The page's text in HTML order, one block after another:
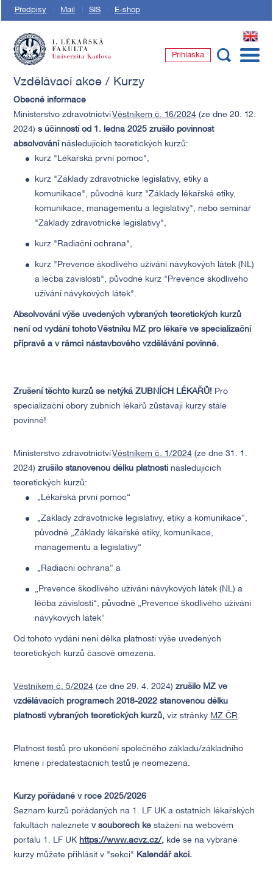
Předpisy Mail SIS E-shop
EN
Přihláška
Vzdělávací akce / Kurzy
Obecné informace
Ministerstvo zdravotnictvíVěstníkem č. 16/2024 (ze dne 20. 12.
2024)s účinností od 1. ledna 2025 zrušilo povinnost
absolvování následujících teoretických kurzů:
kurz "Lékařská první pomoc",
kurz "Základy zdravotnické legislativy, etiky a
komunikace", původně kurz "Základy lékařské etiky,
komunikace, managementu a legislativy", nebo seminář
"Základy zdravotnické legislativy",
kurz "Radiační ochrana",
kurz "Prevence škodlivého užívání návykových látek (NL)
a léčba závislostí", původně kurz "Prevence škodlivého
užívání návykových látek".
Absolvování výše uvedených vybraných teoretických kurzů
není od vydání tohoto Věstníku MZ pro lékaře ve specializační
přípravě a v rámci nástavbového vzdělávání povinné.
Zrušení těchto kurzů se netýká ZUBNÍCH LÉKAŘŮ! Pro
specializační obory zubních lékařů zůstávají kurzy stále
povinné!
Ministerstvo zdravotnictvíVěstníkem č. 1/2024 (ze dne 31. 1.
2024)zrušilo stanovenou délku platnosti následujících
teoretických kurzů:
„Lékařská první pomoc“
„Základy zdravotnické legislativy, etiky a komunikace“,
původně „Základy lékařské etiky, komunikace,
managementu a legislativy“
„Radiační ochrana“ a
„Prevence škodlivého užívání návykových látek (NL) a
léčba závislosti“, původně „Prevence škodlivého užívání
návykových látek“
Od tohoto vydání není délka platnosti výše uvedených
teoretických kurzů časově omezena.
Věstníkem č. 5/2024 (ze dne 29. 4. 2024)zrušilo MZ ve
vzdělávacích programech 2018-2022 stanovenou délku
platnosti vybraných teoretických kurzů,viz stránky MZ ČR.
Platnost testů pro ukončení společného základu/základního
kmene i předatestačních testů je neomezená.
Kurzy pořádané v roce 2025/2026
Seznam kurzů pořádaných na 1. LF UK a ostatních lékařských
fakultách naleznetevsouborech kestažení na webovém
portálu 1. LF UK https://www.acvz.cz/, kde se na vybrané
kurzy můžete přihlásit v "sekci"
Kalendář akcí.